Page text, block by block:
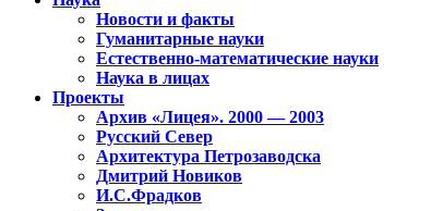
Новости и факты
Гуманитарные науки
Естественно-математические науки
Наука в лицах
Проекты
Архив «Лицея». 2000 — 2003
Русский Север
Архитектура Петрозаводска
Дмитрий Новиков
И.С.Фрадков